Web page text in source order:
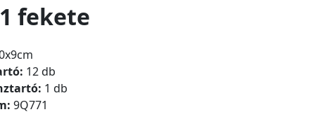
fekete
12 db
1 db
9Q771